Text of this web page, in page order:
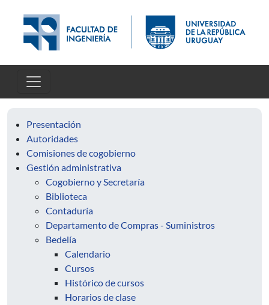
Presentación
Autoridades
Comisiones de cogobierno
Gestión administrativa
Cogobierno y Secretaría
Biblioteca
Contaduría
Departamento de Compras - Suministros
Bedelía
Calendario
Cursos
Histórico de cursos
Horarios de clase